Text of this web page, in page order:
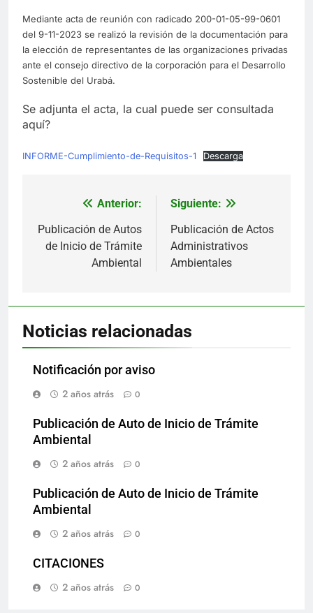
Mediante acta de reunión con radicado 200-01-05-99-0601
del 9-11-2023 se realizó la revisión de la documentación para
la elección de representantes de las organizaciones privadas
ante el consejo directivo de la corporación para el Desarrollo
Sostenible del Urabá.
Se adjunta el acta, la cual puede ser consultada
aquí?
INFORME-Cumplimiento-de-Requisitos-1 Descarga
Navegación
de
entradas
Anterior:
Publicación de Autos
de Inicio de Trámite
Ambiental
Siguiente:
Publicación de Actos
Administrativos
Ambientales
Noticias relacionadas
Notificación por aviso
2 años atrás
0
Publicación de Auto de Inicio de Trámite
Ambiental
2 años atrás
0
Publicación de Auto de Inicio de Trámite
Ambiental
2 años atrás
0
CITACIONES
2 años atrás
0